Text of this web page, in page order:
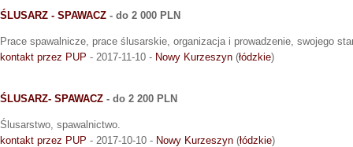
ŚLUSARZ - SPAWACZ - do 2 000 PLN
Prace spawalnicze, prace ślusarskie, organizacja i prowadzenie, swojego
kontakt przez PUP - 2017-11-10 - Nowy Kurzeszyn (łódzkie)
ŚLUSARZ- SPAWACZ - do 2 200 PLN
Ślusarstwo, spawalnictwo.
kontakt przez PUP - 2017-10-10 - Nowy Kurzeszyn (łódzkie)